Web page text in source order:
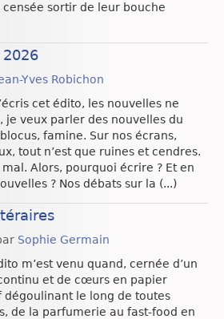
censée sortir de leur bouche
Yves Robichon
cet édito, les nouvelles ne
je veux parler des nouvelles du
famine. Sur nos écrans,
tout n’est que ruines et cendres.
Alors, pourquoi écrire ? Et en
? Nos débats sur la (...)
Sophie Germain
m’est venu quand, cernée d’un
et de cœurs en papier
dégoulinant le long de toutes
de la parfumerie au fast-food en